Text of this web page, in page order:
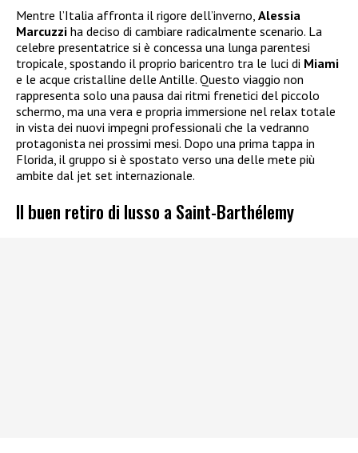
Mentre l’Italia affronta il rigore dell’inverno, Alessia
Marcuzzi ha deciso di cambiare radicalmente scenario. La
celebre presentatrice si è concessa una lunga parentesi
tropicale, spostando il proprio baricentro tra le luci di Miami
e le acque cristalline delle Antille. Questo viaggio non
rappresenta solo una pausa dai ritmi frenetici del piccolo
schermo, ma una vera e propria immersione nel relax totale
in vista dei nuovi impegni professionali che la vedranno
protagonista nei prossimi mesi. Dopo una prima tappa in
Florida, il gruppo si è spostato verso una delle mete più
ambite dal jet set internazionale.
Il buen retiro di lusso a Saint-Barthélemy